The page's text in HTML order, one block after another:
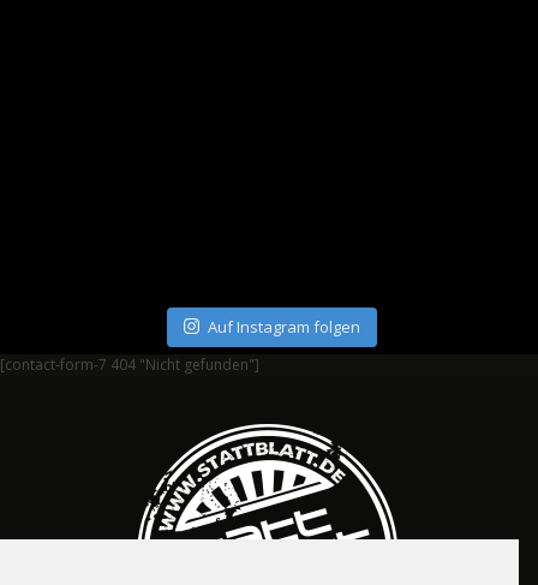
Auf Instagram folgen
[contact-form-7 404 "Nicht gefunden"]